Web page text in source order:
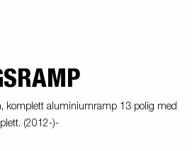
komplett aluminiumramp 13 polig med
(2012-)-